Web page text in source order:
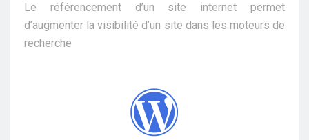
Le référencement d’un site internet permet
d’augmenter la visibilité d’un site dans les moteurs de
recherche